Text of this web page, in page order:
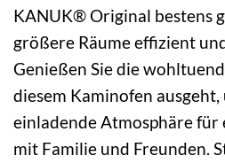
KANUK® Original bestens
größere Räume effizient
Genießen Sie die
diesem Kaminofen ausgeht,
einladende Atmosphäre für
mit Familie und Freunden.